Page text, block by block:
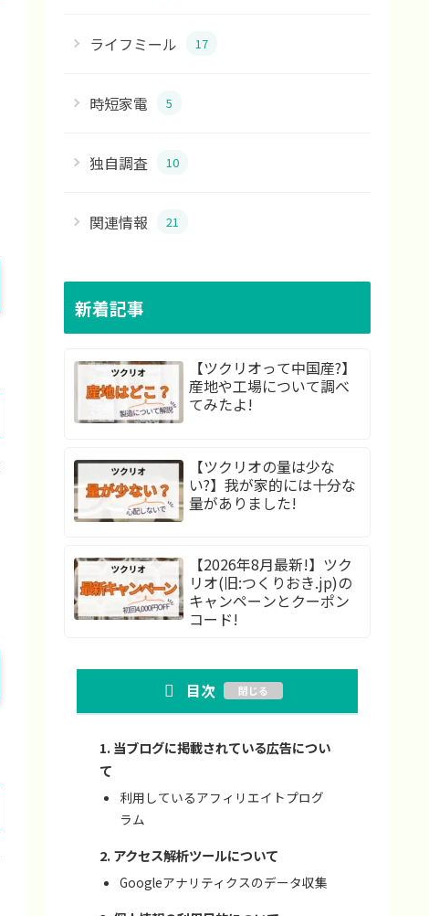
ライフミール 17
時短家電 5
独自調査 10
関連情報 21
新着記事
【ツクリオって中国産?】
産地や工場について調べ
てみたよ!
【ツクリオの量は少な
い?】我が家的には十分な
量がありました!
【2026年8月最新!】ツク
リオ(旧:つくりおき.jp)の
キャンペーンとクーポン
コード!
目次
当ブログに掲載されている広告につい
て
利用しているアフィリエイトプログ
ラム
アクセス解析ツールについて
Googleアナリティクスのデータ収集